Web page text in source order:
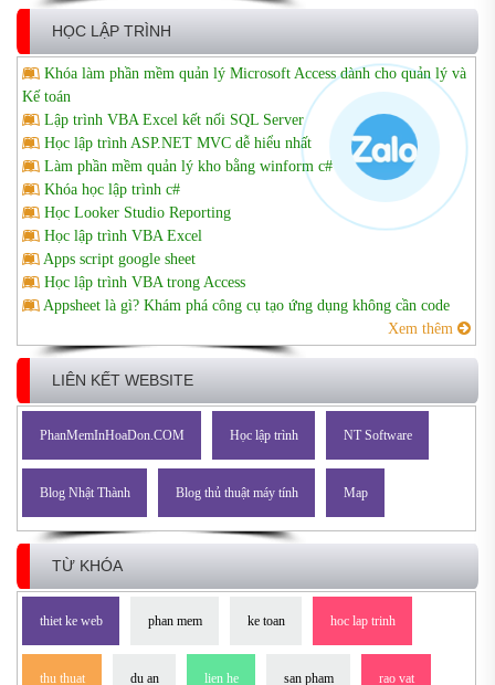
HỌC LẬP TRÌNH
Khóa làm phần mềm quản lý Microsoft Access dành cho quản lý và
Kế toán
Lập trình VBA Excel kết nối SQL Server
Học lập trình ASP.NET MVC dễ hiểu nhất
Làm phần mềm quản lý kho bằng winform c#
Khóa học lập trình c#
Học Looker Studio Reporting
Học lập trình VBA Excel
Apps script google sheet
Học lập trình VBA trong Access
Appsheet là gì? Khám phá công cụ tạo ứng dụng không cần code
Xem thêm
LIÊN KẾT WEBSITE
PhanMemInHoaDon.COM Học lập trình NT Software
Blog Nhật Thành Blog thủ thuật máy tính Map
TỪ KHÓA
thiet ke web phan mem ke toan hoc lap trinh
thu thuat du an lien he san pham rao vat